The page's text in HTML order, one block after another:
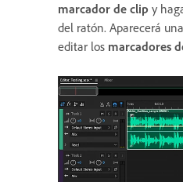
marcador de clip y
del ratón. Aparecerá
editar los marcadores